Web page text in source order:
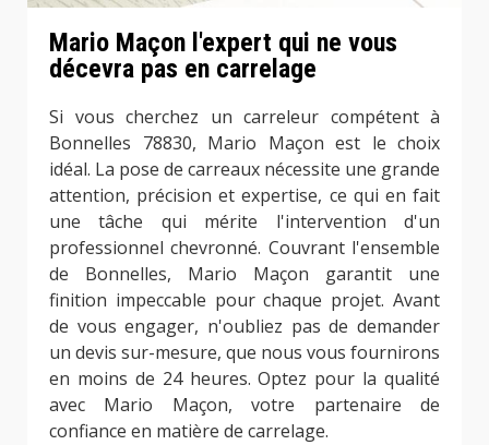
Mario Maçon l'expert qui ne vous
décevra pas en carrelage
Si vous cherchez un carreleur compétent à
Bonnelles 78830, Mario Maçon est le choix
idéal. La pose de carreaux nécessite une grande
attention, précision et expertise, ce qui en fait
une tâche qui mérite l'intervention d'un
professionnel chevronné. Couvrant l'ensemble
de Bonnelles, Mario Maçon garantit une
finition impeccable pour chaque projet. Avant
de vous engager, n'oubliez pas de demander
un devis sur-mesure, que nous vous fournirons
en moins de 24 heures. Optez pour la qualité
avec Mario Maçon, votre partenaire de
confiance en matière de carrelage.